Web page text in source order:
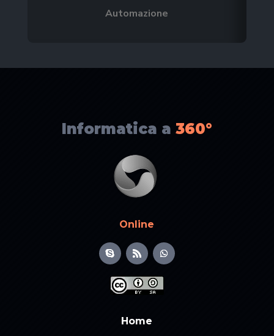
Automazione
Informatica a 360°
Online
Home